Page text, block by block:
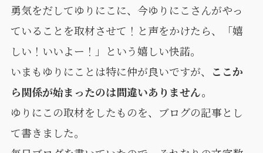
勇気をだしてゆりにこに、今ゆりにこさんがやっ
ていることを取材させて！と声をかけたら、「嬉
しい！いいよー！」という嬉しい快諾。
いまもゆりにことは特に仲が良いですが、
ここか
ら関係が始まったのは間違いありません。
ゆりにこの取材をしたものを、ブログの記事とし
て書きました。